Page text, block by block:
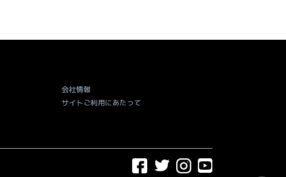
会社情報
サイトご利用にあたって